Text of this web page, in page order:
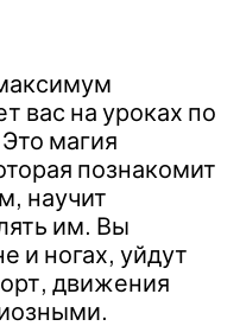
вас на уроках по
магия
познакомит
научит
им. Вы
и ногах, уйдут
движения